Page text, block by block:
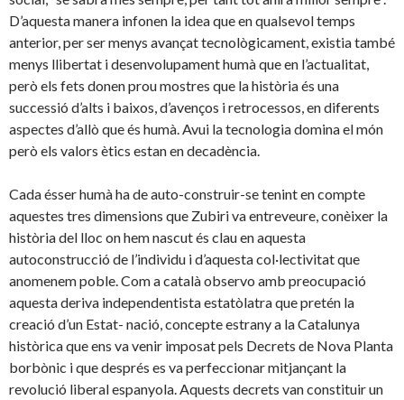
D’aquesta manera infonen la idea que en qualsevol temps
anterior, per ser menys avançat tecnològicament, existia també
menys llibertat i desenvolupament humà que en l’actualitat,
però els fets donen prou mostres que la història és una
successió d’alts i baixos, d’avenços i retrocessos, en diferents
aspectes d’allò que és humà. Avui la tecnologia domina el món
però els valors ètics estan en decadència.
Cada ésser humà ha de auto-construir-se tenint en compte
aquestes tres dimensions que Zubiri va entreveure, conèixer la
història del lloc on hem nascut és clau en aquesta
autoconstrucció de l’individu i d’aquesta col·lectivitat que
anomenem poble. Com a català observo amb preocupació
aquesta deriva independentista estatòlatra que pretén la
creació d’un Estat- nació, concepte estrany a la Catalunya
històrica que ens va venir imposat pels Decrets de Nova Planta
borbònic i que després es va perfeccionar mitjançant la
revolució liberal espanyola. Aquests decrets van constituir un